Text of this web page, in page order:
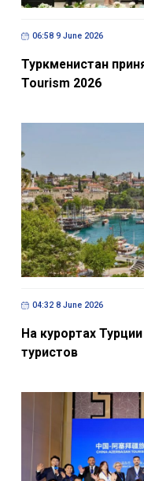
06:58 9 June 2026
Туркменистан
Tourism 2026
04:32 8 June 2026
На курортах
туристов